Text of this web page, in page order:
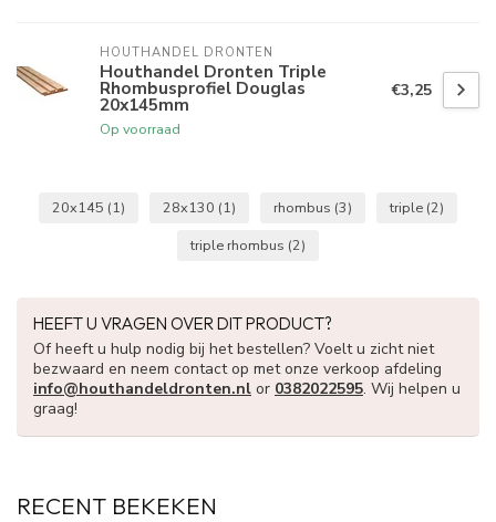
HOUTHANDEL DRONTEN
Houthandel Dronten Triple
Rhombusprofiel Douglas
20x145mm
Op voorraad
€3,25
20x145 (1) 28x130 (1) rhombus (3) triple (2)
triple rhombus (2)
HEEFT U VRAGEN OVER DIT PRODUCT?
Of heeft u hulp nodig bij het bestellen? Voelt u zicht niet
bezwaard en neem contact op met onze verkoop afdeling
info@houthandeldronten.nl or 0382022595. Wij helpen u
graag!
RECENT BEKEKEN